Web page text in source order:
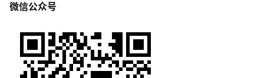
时，应根据容器材料强度、使用条
微信公众号